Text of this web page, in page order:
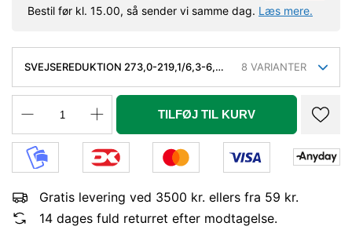
Bestil før kl. 15.00, så sender vi samme dag. Læs mere.
SVEJSEREDUKTION 273,0-219,1/6,3-6,3
2/RK2 TYPE B
8 VARIANTER
TILFØJ TIL KURV
Gratis levering ved 3500 kr. ellers fra 59 kr.
14 dages fuld returret efter modtagelse.